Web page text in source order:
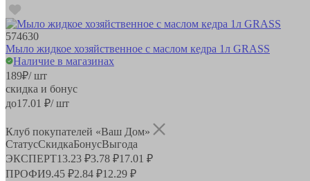
574630
Мыло жидкое хозяйственное с маслом кедра 1л GRASS
Наличие в магазинах
189₽/ шт
скидка и бонус
до17.01 ₽/ шт
Клуб покупателей «Ваш Дом»
СтатусСкидкаБонусВыгода
ЭКСПЕРТ13.23 ₽3.78 ₽17.01 ₽
ПРОФИ9.45 ₽2.84 ₽12.29 ₽